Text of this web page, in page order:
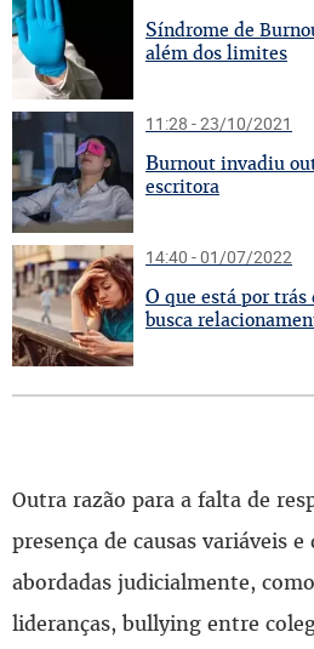
Síndrome de
além dos limites
11:28 - 23/10/2021
Burnout invadiu
escritora
14:40 - 01/07/2022
O que está por
busca
Outra razão para a falta de
presença de causas variáveis
abordadas judicialmente,
lideranças, bullying entre